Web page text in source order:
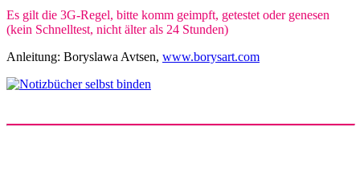
Es gilt die 3G-Regel, bitte komm geimpft, getestet oder genesen
(kein Schnelltest, nicht älter als 24 Stunden)
Anleitung: Boryslawa Avtsen, www.borysart.com